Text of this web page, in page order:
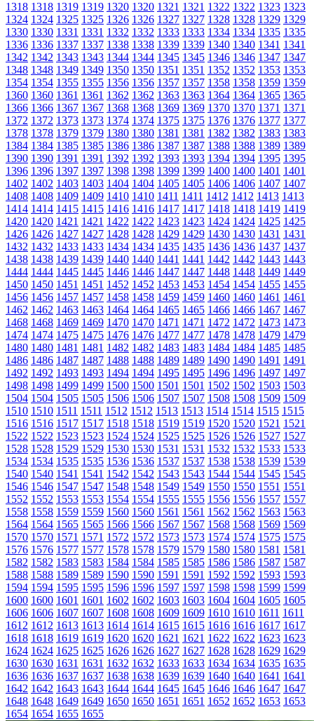
1318 1318 1319 1319 1320 1320 1321 1321 1322 1322 1323 1323
1324 1324 1325 1325 1326 1326 1327 1327 1328 1328 1329 1329
1330 1330 1331 1331 1332 1332 1333 1333 1334 1334 1335 1335
1336 1336 1337 1337 1338 1338 1339 1339 1340 1340 1341 1341
1342 1342 1343 1343 1344 1344 1345 1345 1346 1346 1347 1347
1348 1348 1349 1349 1350 1350 1351 1351 1352 1352 1353 1353
1354 1354 1355 1355 1356 1356 1357 1357 1358 1358 1359 1359
1360 1360 1361 1361 1362 1362 1363 1363 1364 1364 1365 1365
1366 1366 1367 1367 1368 1368 1369 1369 1370 1370 1371 1371
1372 1372 1373 1373 1374 1374 1375 1375 1376 1376 1377 1377
1378 1378 1379 1379 1380 1380 1381 1381 1382 1382 1383 1383
1384 1384 1385 1385 1386 1386 1387 1387 1388 1388 1389 1389
1390 1390 1391 1391 1392 1392 1393 1393 1394 1394 1395 1395
1396 1396 1397 1397 1398 1398 1399 1399 1400 1400 1401 1401
1402 1402 1403 1403 1404 1404 1405 1405 1406 1406 1407 1407
1408 1408 1409 1409 1410 1410 1411 1411 1412 1412 1413 1413
1414 1414 1415 1415 1416 1416 1417 1417 1418 1418 1419 1419
1420 1420 1421 1421 1422 1422 1423 1423 1424 1424 1425 1425
1426 1426 1427 1427 1428 1428 1429 1429 1430 1430 1431 1431
1432 1432 1433 1433 1434 1434 1435 1435 1436 1436 1437 1437
1438 1438 1439 1439 1440 1440 1441 1441 1442 1442 1443 1443
1444 1444 1445 1445 1446 1446 1447 1447 1448 1448 1449 1449
1450 1450 1451 1451 1452 1452 1453 1453 1454 1454 1455 1455
1456 1456 1457 1457 1458 1458 1459 1459 1460 1460 1461 1461
1462 1462 1463 1463 1464 1464 1465 1465 1466 1466 1467 1467
1468 1468 1469 1469 1470 1470 1471 1471 1472 1472 1473 1473
1474 1474 1475 1475 1476 1476 1477 1477 1478 1478 1479 1479
1480 1480 1481 1481 1482 1482 1483 1483 1484 1484 1485 1485
1486 1486 1487 1487 1488 1488 1489 1489 1490 1490 1491 1491
1492 1492 1493 1493 1494 1494 1495 1495 1496 1496 1497 1497
1498 1498 1499 1499 1500 1500 1501 1501 1502 1502 1503 1503
1504 1504 1505 1505 1506 1506 1507 1507 1508 1508 1509 1509
1510 1510 1511 1511 1512 1512 1513 1513 1514 1514 1515 1515
1516 1516 1517 1517 1518 1518 1519 1519 1520 1520 1521 1521
1522 1522 1523 1523 1524 1524 1525 1525 1526 1526 1527 1527
1528 1528 1529 1529 1530 1530 1531 1531 1532 1532 1533 1533
1534 1534 1535 1535 1536 1536 1537 1537 1538 1538 1539 1539
1540 1540 1541 1541 1542 1542 1543 1543 1544 1544 1545 1545
1546 1546 1547 1547 1548 1548 1549 1549 1550 1550 1551 1551
1552 1552 1553 1553 1554 1554 1555 1555 1556 1556 1557 1557
1558 1558 1559 1559 1560 1560 1561 1561 1562 1562 1563 1563
1564 1564 1565 1565 1566 1566 1567 1567 1568 1568 1569 1569
1570 1570 1571 1571 1572 1572 1573 1573 1574 1574 1575 1575
1576 1576 1577 1577 1578 1578 1579 1579 1580 1580 1581 1581
1582 1582 1583 1583 1584 1584 1585 1585 1586 1586 1587 1587
1588 1588 1589 1589 1590 1590 1591 1591 1592 1592 1593 1593
1594 1594 1595 1595 1596 1596 1597 1597 1598 1598 1599 1599
1600 1600 1601 1601 1602 1602 1603 1603 1604 1604 1605 1605
1606 1606 1607 1607 1608 1608 1609 1609 1610 1610 1611 1611
1612 1612 1613 1613 1614 1614 1615 1615 1616 1616 1617 1617
1618 1618 1619 1619 1620 1620 1621 1621 1622 1622 1623 1623
1624 1624 1625 1625 1626 1626 1627 1627 1628 1628 1629 1629
1630 1630 1631 1631 1632 1632 1633 1633 1634 1634 1635 1635
1636 1636 1637 1637 1638 1638 1639 1639 1640 1640 1641 1641
1642 1642 1643 1643 1644 1644 1645 1645 1646 1646 1647 1647
1648 1648 1649 1649 1650 1650 1651 1651 1652 1652 1653 1653
1654 1654 1655 1655